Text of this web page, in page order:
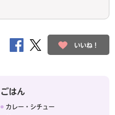
いいね！
ごはん
カレー・シチュー